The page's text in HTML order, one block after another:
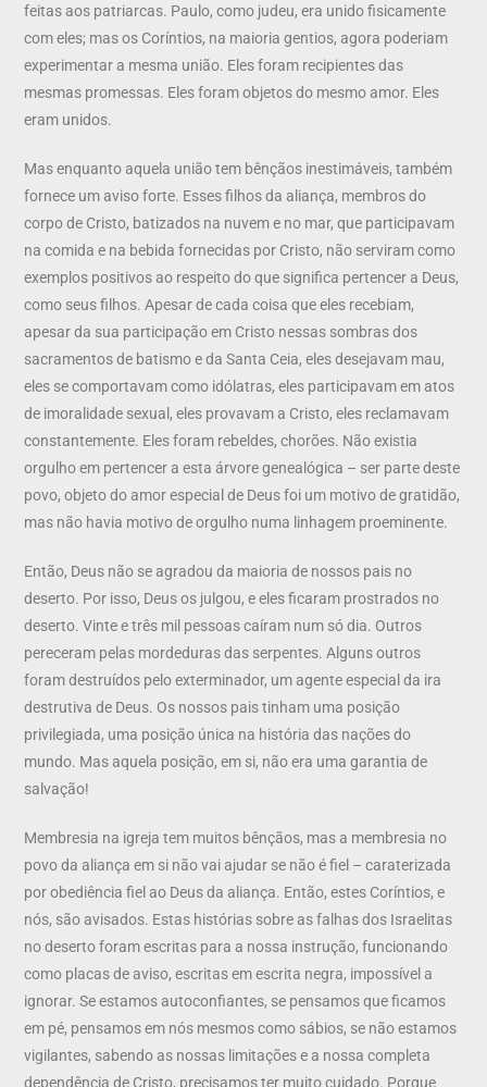
feitas aos patriarcas. Paulo, como judeu, era unido fisicamente
com eles; mas os Coríntios, na maioria gentios, agora poderiam
experimentar a mesma união. Eles foram recipientes das
mesmas promessas. Eles foram objetos do mesmo amor. Eles
eram unidos.
Mas enquanto aquela união tem bênçãos inestimáveis, também
fornece um aviso forte. Esses filhos da aliança, membros do
corpo de Cristo, batizados na nuvem e no mar, que participavam
na comida e na bebida fornecidas por Cristo, não serviram como
exemplos positivos ao respeito do que significa pertencer a Deus,
como seus filhos. Apesar de cada coisa que eles recebiam,
apesar da sua participação em Cristo nessas sombras dos
sacramentos de batismo e da Santa Ceia, eles desejavam mau,
eles se comportavam como idólatras, eles participavam em atos
de imoralidade sexual, eles provavam a Cristo, eles reclamavam
constantemente. Eles foram rebeldes, chorões. Não existia
orgulho em pertencer a esta árvore genealógica – ser parte deste
povo, objeto do amor especial de Deus foi um motivo de gratidão,
mas não havia motivo de orgulho numa linhagem proeminente.
Então, Deus não se agradou da maioria de nossos pais no
deserto. Por isso, Deus os julgou, e eles ficaram prostrados no
deserto. Vinte e três mil pessoas caíram num só dia. Outros
pereceram pelas mordeduras das serpentes. Alguns outros
foram destruídos pelo exterminador, um agente especial da ira
destrutiva de Deus. Os nossos pais tinham uma posição
privilegiada, uma posição única na história das nações do
mundo. Mas aquela posição, em si, não era uma garantia de
salvação!
Membresia na igreja tem muitos bênçãos, mas a membresia no
povo da aliança em si não vai ajudar se não é fiel – caraterizada
por obediência fiel ao Deus da aliança. Então, estes Coríntios, e
nós, são avisados. Estas histórias sobre as falhas dos Israelitas
no deserto foram escritas para a nossa instrução, funcionando
como placas de aviso, escritas em escrita negra, impossível a
ignorar. Se estamos autoconfiantes, se pensamos que ficamos
em pé, pensamos em nós mesmos como sábios, se não estamos
vigilantes, sabendo as nossas limitações e a nossa completa
dependência de Cristo, precisamos ter muito cuidado. Porque